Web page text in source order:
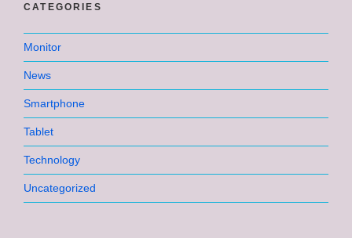
CATEGORIES
Monitor
News
Smartphone
Tablet
Technology
Uncategorized